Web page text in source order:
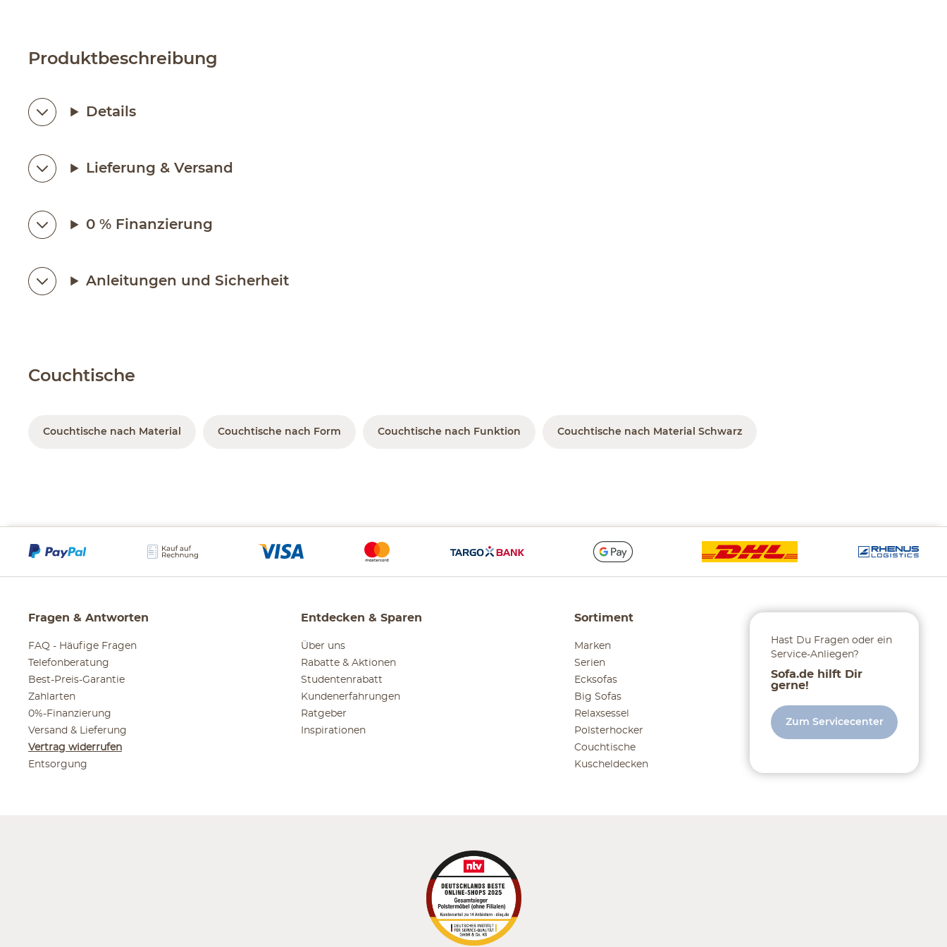
Produktbeschreibung
Details
Lieferung & Versand
0 % Finanzierung
Anleitungen und Sicherheit
Couchtische
Couchtische nach Material Couchtische nach Form Couchtische nach Funktion Couchtische nach Material Schwarz
Fragen & Antworten
FAQ - Häufige Fragen
Telefonberatung
Best-Preis-Garantie
Zahlarten
0%-Finanzierung
Versand & Lieferung
Vertrag widerrufen
Entsorgung
Entdecken & Sparen
Über uns
Rabatte & Aktionen
Studentenrabatt
Kundenerfahrungen
Ratgeber
Inspirationen
Sortiment
Marken
Serien
Ecksofas
Big Sofas
Relaxsessel
Polsterhocker
Couchtische
Kuscheldecken
Hast Du Fragen oder ein
Service-Anliegen?
Sofa.de hilft Dir
gerne!
Zum Servicecenter